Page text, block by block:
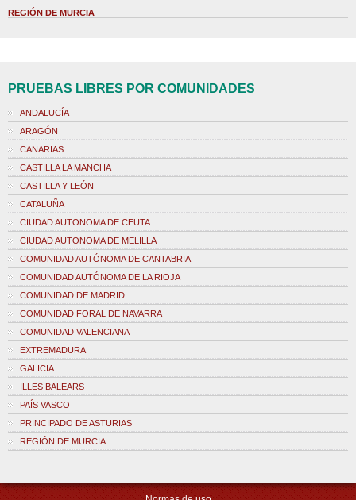
REGIÓN DE MURCIA
PRUEBAS LIBRES POR COMUNIDADES
ANDALUCÍA
ARAGÓN
CANARIAS
CASTILLA LA MANCHA
CASTILLA Y LEÓN
CATALUÑA
CIUDAD AUTONOMA DE CEUTA
CIUDAD AUTONOMA DE MELILLA
COMUNIDAD AUTÓNOMA DE CANTABRIA
COMUNIDAD AUTÓNOMA DE LA RIOJA
COMUNIDAD DE MADRID
COMUNIDAD FORAL DE NAVARRA
COMUNIDAD VALENCIANA
EXTREMADURA
GALICIA
ILLES BALEARS
PAÍS VASCO
PRINCIPADO DE ASTURIAS
REGIÓN DE MURCIA